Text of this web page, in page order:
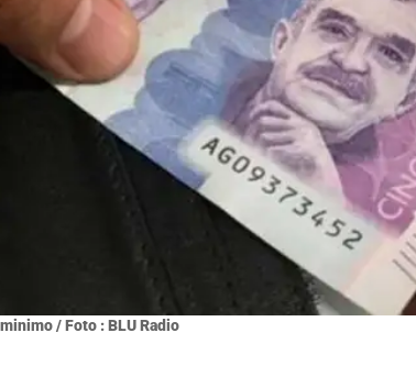
/ Foto : BLU Radio